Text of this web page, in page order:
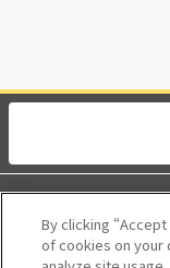
動作環境
利用規約
By clicking
of cookies on your